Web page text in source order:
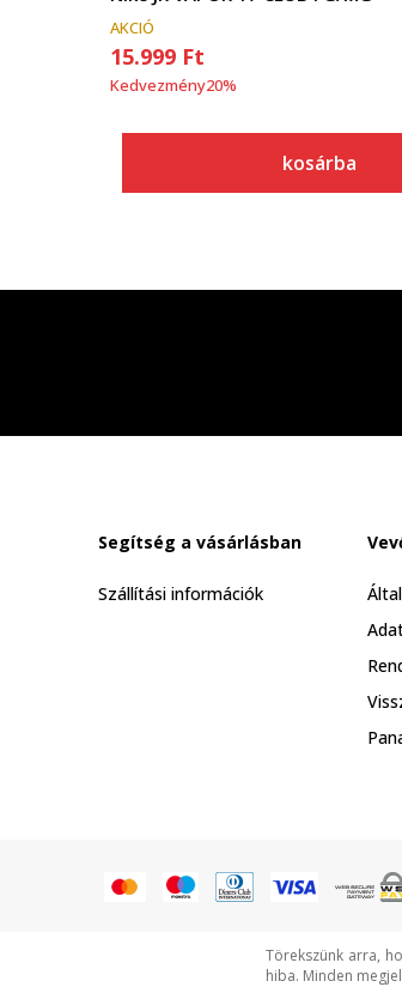
AKCIÓ
15.999 Ft
Kedvezmény20%
kosárba
Segítség a vásárlásban
Szállítási információk
Törekszünk arra,
hiba. Minden